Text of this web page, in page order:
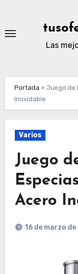
contenido
Las
Portada »Juego de
Inoxidable
Varios
Juego
Acero
16 de marzo de